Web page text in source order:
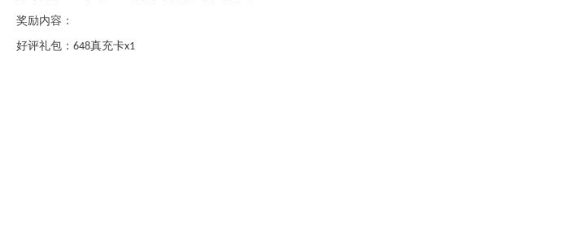
奖励内容：
好评礼包： 648真充卡x1